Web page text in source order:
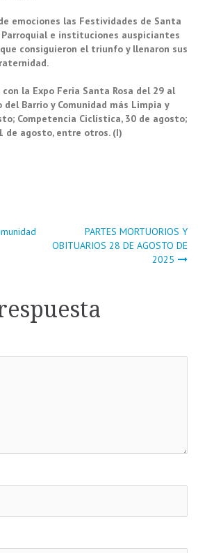
emociones las Festividades de Santa
Parroquial e instituciones auspiciantes
consiguieron el triunfo y llenaron sus
la Expo Feria Santa Rosa del 29 al
del Barrio y Comunidad más Limpia y
Competencia Ciclística, 30 de agosto;
de agosto, entre otros. (I)
PARTES MORTUORIOS Y
OBITUARIOS 28 DE AGOSTO DE
2025